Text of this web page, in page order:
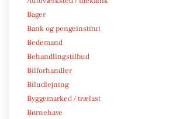
Bager
Bank og pengeinstitut
Bedemand
Behandlingstilbud
Bilforhandler
Biludlejning
Byggemarked / trælast
Børnehave